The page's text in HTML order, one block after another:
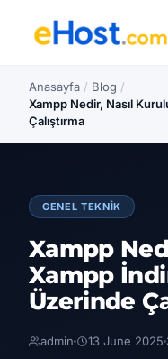
Anasayfa / Blog /
Xampp Nedir, Nasıl
Çalıştırma
GENEL TEKNIK
Xampp
Xampp
Üzerinde
admin 13 June 2025